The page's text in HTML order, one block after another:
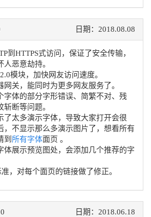
日期：2018.08.08
到HTTPS式访问，保证了安全传输，
人恶意劫持。
模块，加快网友访问速度。
网关，能同时为更多网友服务了。
字体的部分字形错误、简繁不对、残
断等问题。
了太多演示字体，导致大家打开会很
，不显示那么多演示图片了，想看所有
到 所有字体面页 。
体展示预览图处，会添加几个推荐的字
，对每个面页的链接做了修正。
日期：2018.06.18